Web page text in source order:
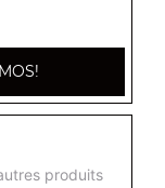
produits